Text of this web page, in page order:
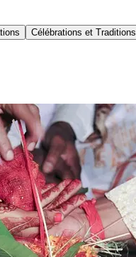
Célébrations et Traditions